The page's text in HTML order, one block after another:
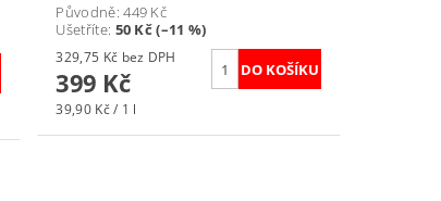
Původně:449 Kč
Ušetříte: 50 Kč (–11 %)
329,75 Kč bez DPH
399 Kč
39,90 Kč / 1 l